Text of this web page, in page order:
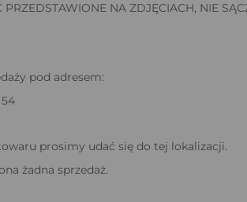
PRZEDSTAWIONE NA ZDJĘCIACH, NIE
pod adresem:
prosimy udać się do tej lokalizacji.
żadna sprzedaż.